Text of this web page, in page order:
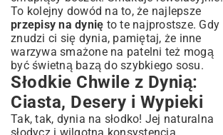
To kolejny dowód na to, że najlepsze
przepisy na dynię to te najprostsze. Gdy
znudzi ci się dynia, pamiętaj, że inne
warzywa smażone na patelni też mogą
być świetną bazą do szybkiego sosu.
Słodkie Chwile z Dynią:
Ciasta, Desery i Wypieki
Tak, tak, dynia na słodko! Jej naturalna